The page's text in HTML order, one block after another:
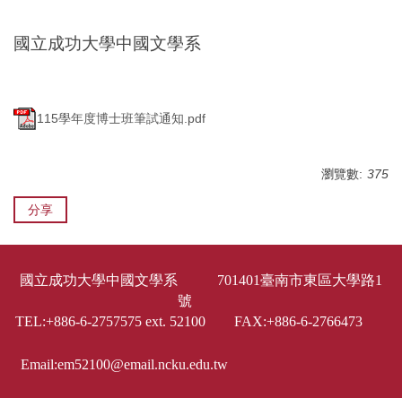
國立成功大學中國文學系
115學年度博士班筆試通知.pdf
瀏覽數: 375
分享
國立成功大學中國文學系 701401臺南市東區大學路1
號
TEL:+886-6-2757575 ext. 52100 FAX:+886-6-2766473
Email:em52100@email.ncku.edu.tw